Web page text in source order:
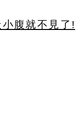
腹就不見了!